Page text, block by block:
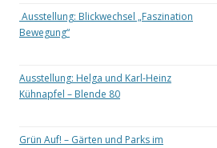
Ausstellung: Blickwechsel „Faszination
Bewegung“
Ausstellung: Helga und Karl-Heinz
Kühnapfel – Blende 80
Grün Auf! – Gärten und Parks im